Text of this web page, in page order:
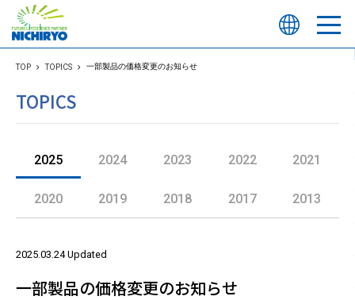
TOP TOPICS 一部製品の価格変更のお知らせ
TOPICS
2025 2024 2023 2022 2021
2020 2019 2018 2017 2013
2025.03.24 Updated
一部製品の価格変更のお知らせ